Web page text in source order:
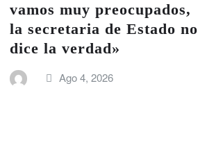
vamos muy preocupados,
la secretaria de Estado no
dice la verdad»
Ago 4, 2026